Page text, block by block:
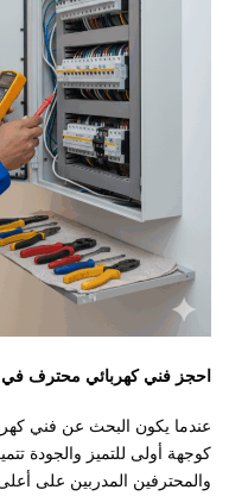
احجز فني كهربائي محترف
عندما يكون البحث عن فني
كوجهة أولى للتميز والجودة
والمحترفين المدربين على